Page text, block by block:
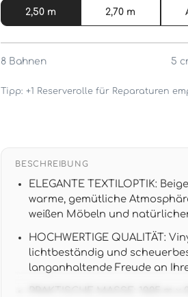
2,50 m 2,70 m
8 Bahnen 5
Tipp: +1 Reserverolle für Reparaturen
BESCHREIBUNG
ELEGANTE TEXTILOPTIK:
warme, gemütliche
weißen Möbeln und
HOCHWERTIGE QUALITÄT:
lichtbeständig und
langanhaltende Freude an
PRAKTISCHE MASSE: 10,05 m